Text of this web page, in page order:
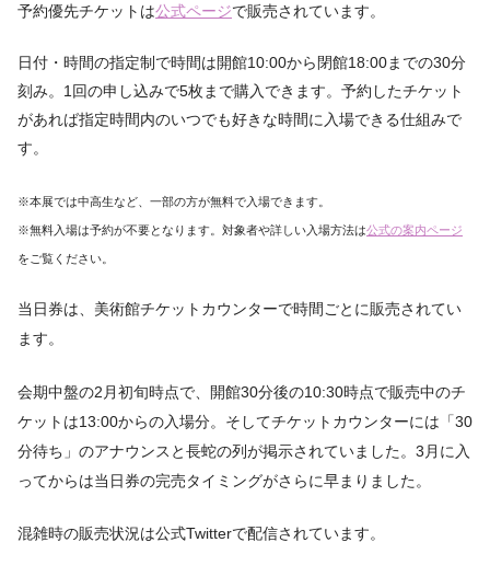
予約優先チケットは公式ページで販売されています。
日付・時間の指定制で時間は開館10:00から閉館18:00までの30分
刻み。1回の申し込みで5枚まで購入できます。予約したチケット
があれば指定時間内のいつでも好きな時間に入場できる仕組みで
す。
※本展では中高生など、一部の方が無料で入場できます。
※無料入場は予約が不要となります。対象者や詳しい入場方法は公式の案内ページ
をご覧ください。
当日券は、美術館チケットカウンターで時間ごとに販売されてい
ます。
会期中盤の2月初旬時点で、開館30分後の10:30時点で販売中のチ
ケットは13:00からの入場分。そしてチケットカウンターには「30
分待ち」のアナウンスと長蛇の列が掲示されていました。3月に入
ってからは当日券の完売タイミングがさらに早まりました。
混雑時の販売状況は公式Twitterで配信されています。